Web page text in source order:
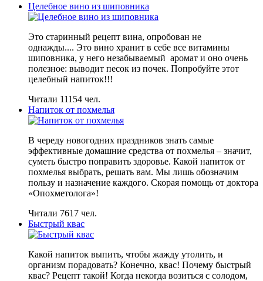
Целебное вино из шиповника
Это старинный рецепт вина, опробован не
однажды.... Это вино хранит в себе все витамины
шиповника, у него незабываемый аромат и оно очень
полезное: выводит песок из почек. Попробуйте этот
целебный напиток!!!
Читали 11154 чел.
Напиток от похмелья
В череду новогодних праздников знать самые
эффективные домашние средства от похмелья – значит,
суметь быстро поправить здоровье. Какой напиток от
похмелья выбрать, решать вам. Мы лишь обозначим
пользу и назначение каждого. Скорая помощь от доктора
«Опохметолога»!
Читали 7617 чел.
Быстрый квас
Какой напиток выпить, чтобы жажду утолить, и
организм порадовать? Конечно, квас! Почему быстрый
квас? Рецепт такой! Когда некогда возиться с солодом,